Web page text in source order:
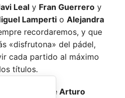
Leal y Fran Guerrero y
Lamperti o Alejandra
recordaremos, y que
«disfrutona» del pádel,
cada partido al máximo
títulos.
olvidarnos de Arturo